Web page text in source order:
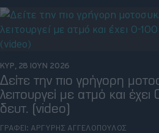
ΚΥΡ, 28 ΙΟΥΝ 2026
Δείτε την πιο γρήγορη
λειτουργεί με ατμό και
δευτ. (video)
ΓΡΑΦΕΙ: ΑΡΓΥΡΗΣ ΑΓΓΕΛΟΠΟΥΛΟΣ
Moto
Gaming
Συνεντεύξεις